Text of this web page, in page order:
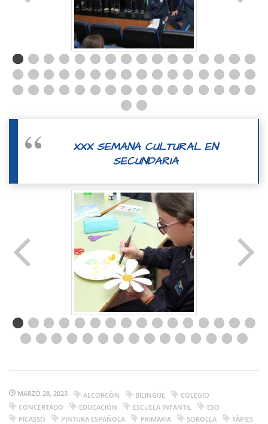
XXX SEMANA CULTURAL EN
SECUNDARIA
MARZO 28, 2023 ALCORCÓN BILINGÜE
COLEGIO
CONCERTADO
EDUCACIÓN ESCUELA INFANTIL
ESO
PICASSO
PINTURA ESPAÑOLA PRIMARIA SOROLLA
TÀPIES